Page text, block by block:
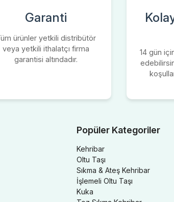
Garanti
ürünler yetkili distribütör
veya yetkili ithalatçı firma
garantisi altındadır.
14 gün
Popüler Kategoriler
Kehribar
Oltu Taşı
Sıkma & Ateş Kehribar
İşlemeli Oltu Taşı
Kuka